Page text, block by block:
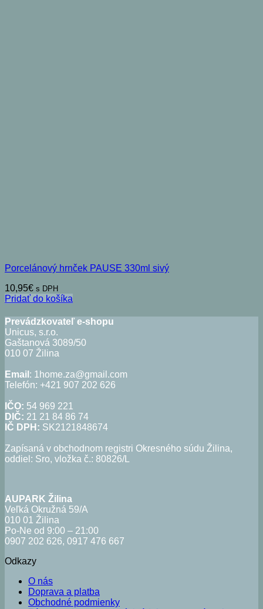
Porcelánový hrnček PAUSE 330ml sivý
10,95€ s DPH
Pridať do košíka
Prevádzkovateľ e-shopu
Unicus, s.r.o.
Gaštanová 3089/50
010 07 Žilina
Email : 1home.za@gmail.com
Telefón: +421 907 202 626
IČO: 54 969 221
DIČ: 21 21 84 86 74
IČ DPH: SK2121848674
Zapísaná v obchodnom registri Okresného súdu Žilina,
oddiel: Sro, vložka č.: 80826/L
AUPARK Žilina
Veľká Okružná 59/A
010 01 Žilina
Po-Ne od 9:00 – 21:00
0907 202 626, 0917 476 667
Odkazy
O nás
Doprava a platba
Obchodné podmienky